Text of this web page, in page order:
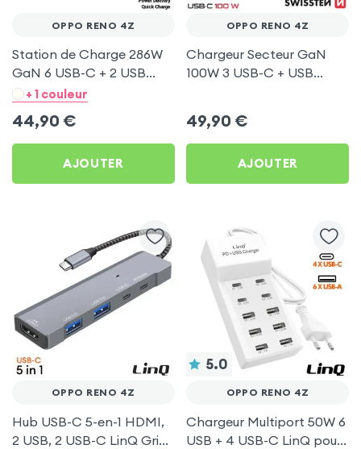
OPPO RENO 4Z
Station de Charge 286W
GaN 6 USB-C + 2 USB
Noir pour Oppo Reno 4Z
+ 1 couleur
44,90 €
AJOUTER
OPPO RENO 4Z
Chargeur Secteur GaN
100W 3 USB-C + USB
49,90 €
AJOUTER
OPPO RENO 4Z
Hub USB-C 5-en-1 HDMI,
2 USB, 2 USB-C LinQ Gris
5.0
OPPO RENO 4Z
Chargeur Multiport 50W 6
USB + 4 USB-C LinQ pour